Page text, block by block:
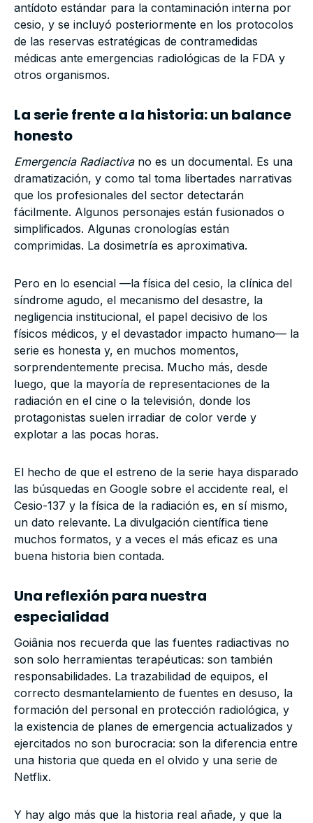
antídoto estándar para la contaminación interna por
cesio, y se incluyó posteriormente en los protocolos
de las reservas estratégicas de contramedidas
médicas ante emergencias radiológicas de la FDA y
otros organismos.
La serie frente a la historia: un balance
honesto
Emergencia Radiactivano es un documental. Es una
dramatización, y como tal toma libertades narrativas
que los profesionales del sector detectarán
fácilmente. Algunos personajes están fusionados o
simplificados. Algunas cronologías están
comprimidas. La dosimetría es aproximativa.
Pero en lo esencial —la física del cesio, la clínica del
síndrome agudo, el mecanismo del desastre, la
negligencia institucional, el papel decisivo de los
físicos médicos, y el devastador impacto humano— la
serie es honesta y, en muchos momentos,
sorprendentemente precisa. Mucho más, desde
luego, que la mayoría de representaciones de la
radiación en el cine o la televisión, donde los
protagonistas suelen irradiar de color verde y
explotar a las pocas horas.
El hecho de que el estreno de la serie haya disparado
las búsquedas en Google sobre el accidente real, el
Cesio-137 y la física de la radiación es, en sí mismo,
un dato relevante. La divulgación científica tiene
muchos formatos, y a veces el más eficaz es una
buena historia bien contada.
Una reflexión para nuestra
especialidad
Goiânia nos recuerda que las fuentes radiactivas no
son solo herramientas terapéuticas: son también
responsabilidades. La trazabilidad de equipos, el
correcto desmantelamiento de fuentes en desuso, la
formación del personal en protección radiológica, y
la existencia de planes de emergencia actualizados y
ejercitados no son burocracia: son la diferencia entre
una historia que queda en el olvido y una serie de
Netflix.
Y hay algo más que la historia real añade, y que la